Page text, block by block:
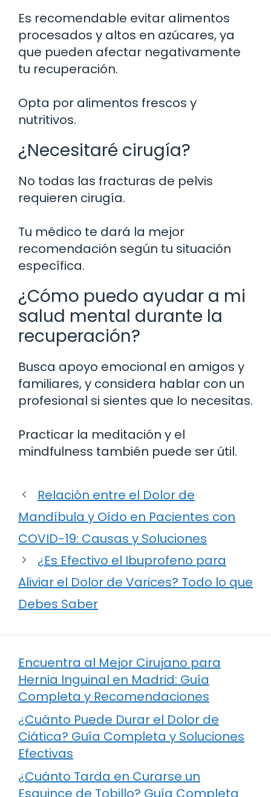
Es recomendable evitar alimentos
procesados y altos en azúcares, ya
que pueden afectar negativamente
tu recuperación.
Opta por alimentos frescos y
nutritivos.
¿Necesitaré cirugía?
No todas las fracturas de pelvis
requieren cirugía.
Tu médico te dará la mejor
recomendación según tu situación
específica.
¿Cómo puedo ayudar a mi
salud mental durante la
recuperación?
Busca apoyo emocional en amigos y
familiares, y considera hablar con un
profesional si sientes que lo necesitas.
Practicar la meditación y el
mindfulness también puede ser útil.
Relación entre el Dolor de
Mandíbula y Oído en Pacientes con
COVID-19: Causas y Soluciones
¿Es Efectivo el Ibuprofeno para
Aliviar el Dolor de Varices? Todo lo que
Debes Saber
Encuentra al Mejor Cirujano para
Hernia Inguinal en Madrid: Guía
Completa y Recomendaciones
¿Cuánto Puede Durar el Dolor de
Ciática? Guía Completa y Soluciones
Efectivas
¿Cuánto Tarda en Curarse un
Esguince de Tobillo? Guía Completa